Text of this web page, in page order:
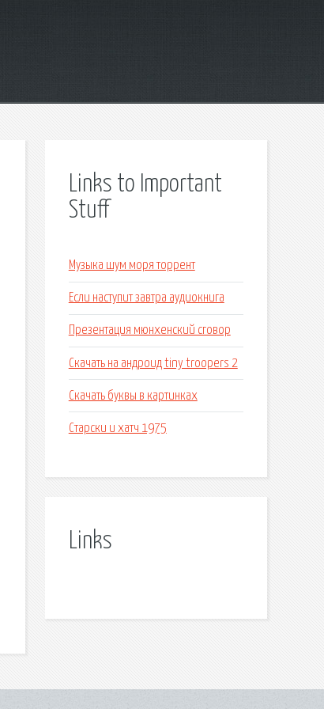
Links to Important
Stuff
Музыка шум моря торрент
Если наступит завтра аудиокнига
Презентация мюнхенский сговор
Скачать на андроид tiny troopers 2
Скачать буквы в картинках
Старски и хатч 1975
Links